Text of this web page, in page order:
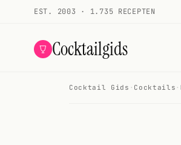
EST. 2003 · 1.735 RECEPTEN
Cocktailgids
Cocktail Gids · Cocktails ·